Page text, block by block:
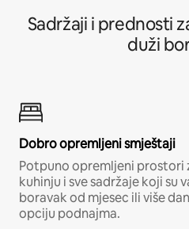
Sadržaji i prednosti
duži
Dobro opremljeni smještaji
Potpuno opremljeni prostori
kuhinju i sve sadržaje koji su
boravak od mjesec ili više
opciju podnajma.